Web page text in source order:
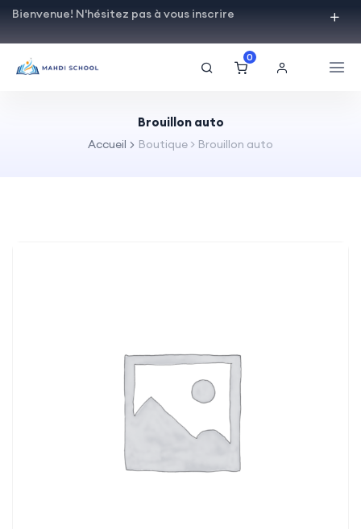
Bienvenue! N'hésitez pas à vous inscrire
0
Brouillon auto
Accueil Boutique > Brouillon auto